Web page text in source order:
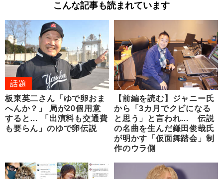
こんな記事も読まれています
話題
板東英二さん「ゆで卵おま
へんか？」 局が20個用意
すると… 「出演料も交通費
も要らん」のゆで卵伝説
【前編を読む】ジャニー氏
から「3カ月でクビになる
と思う」と言われ… 伝説
の名曲を生んだ鎌田俊哉氏
が明かす「仮面舞踏会」制
作のウラ側